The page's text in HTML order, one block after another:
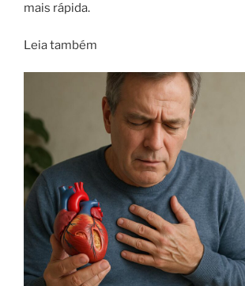
mais rápida.
Leia também